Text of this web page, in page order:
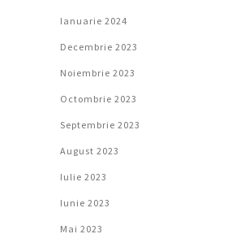
Ianuarie 2024
Decembrie 2023
Noiembrie 2023
Octombrie 2023
Septembrie 2023
August 2023
Iulie 2023
Iunie 2023
Mai 2023